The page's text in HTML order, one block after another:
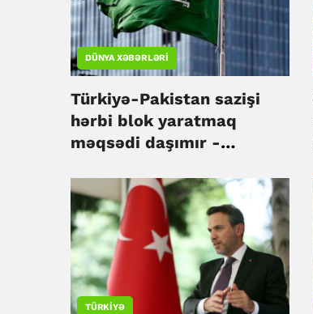
DÜNYA XƏBƏRLƏRI
Türkiyə-Pakistan sazişi
hərbi blok yaratmaq
məqsədi daşımır -
TÜRKIYƏ